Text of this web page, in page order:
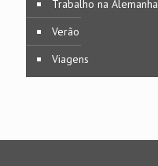
Trabalho na Alemanha
Verão
Viagens